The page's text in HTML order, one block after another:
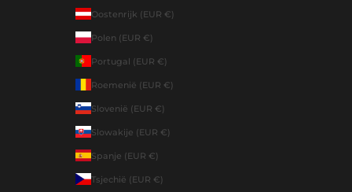
Oostenrijk (EUR €)
Polen (EUR €)
Portugal (EUR €)
Roemenië (EUR €)
Slovenië (EUR €)
Slowakije (EUR €)
Spanje (EUR €)
Tsjechië (EUR €)